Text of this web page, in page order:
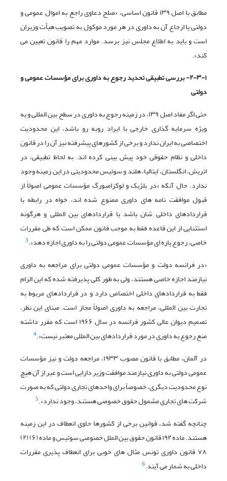
مطابق با اصل ۱۳۹ قانون اساسی، «صلح دعاوی راجع به اموال عمومی و
دولتی یا ارجاع آن به داوری در هر مورد موکول به تصویب هیأت وزیران
است و باید به اطلاع مجلس نیز برسد. موارد مهم را قانون تعیین می
کند».
۲-۳-۱- بررسی تطبیقی تحدید رجوع به داوری برای مؤسسات عمومی و
دولتی
حتی اگر مفاد اصل ۱۳۹، در زمینه رجوع به داوری در سطح بین المللی و به
ویژه سرمایه گذاری خارجی با ایراد روبه رو باشد، این محدودیت
اختصاصی به ایران ندارد و برخی از کشورهای پیشرفته نیز آن را در قانون
داخلی و نظام حقوقی خود پیش بینی کرده اند. به لحاظ تطبیقی، در
اتریش، انگلستان، ایتالیا، هلند و سوئیس محدودیتی در این زمینه وجود
ندارد. حال آنکه «در بلژیک و لوکزامبورگ مؤسسات عمومی اصولاً از
قبول موافقت نامه های داوری ممنوع شده اند، خواه در رابطه با
قراردادهای داخلی شان باشد یا قراردادهای بین المللی و هرگونه
استثنایی از این قاعده فقط به موجب قانون ممکن است که طی مقررات
خاصی، رجوع پاره ای مؤسسات عمومی دولتی را به داوری اجازه دهد».3
«در فرانسه دولت و مؤسسات عمومی دولتی برای مراجعه به داوری
نیازمند اجازه خاصی هستند، ولی به طور کلی پذیرفته شده که این الزام
فقط به قراردادهای داخلی اختصاص دارد و در قراردادهای مربوط به
تجارت بین المللی، مراجعه به داوری اصولاً مجاز است. مبنای این نظر،
تصمیم دیوان عالی کشور فرانسه در سال ۱۹۶۶ است که مقرر داشته
منع رجوع به داوری در مورد قراردادهای بین المللی معتبر نیست».4
در آلمان، مطابق با قانون مصوب ۱۹۳۳، مراجعه دولت و نیز مؤسسات
عمومی دولتی به داوری نیازمند موافقت وزیر دارایی است و غیر از آن هیچ
نوع محدودیت دیگری، خصوصاً برای واحدهای تجاری دولتی که به صورت
شرکت های تجاری مشمول حقوق خصوصی هستند، وجود ندارد».5
چنانچه گفته شد، قوانین برخی از کشورها حاوی انعطاف در این زمینه
هستند. ماده ۱۹۲ قانون حقوق بین الملل خصوصی سوئیس و ماده (۶) (۲)
۷۸ قانون داوری تونس مثال های خوبی برای انعطاف پذیری مقررات
داخلی به شمار می آیند.6